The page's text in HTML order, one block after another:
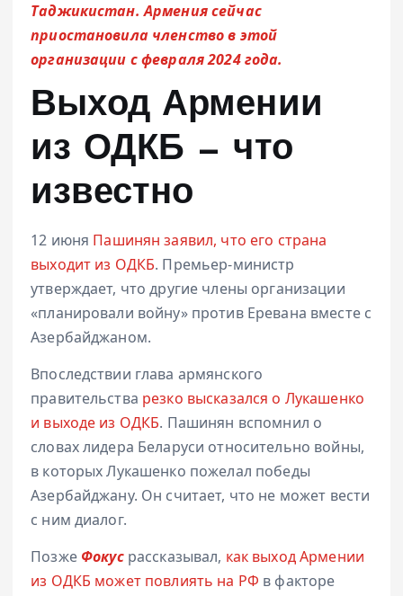
Таджикистан. Армения сейчас
приостановила членство в этой
организации с февраля 2024 года.
Выход Армении
из ОДКБ — что
известно
12 июня Пашинян заявил, что его страна
выходит из ОДКБ. Премьер-министр
утверждает, что другие члены организации
«планировали войну» против Еревана вместе с
Азербайджаном.
Впоследствии глава армянского
правительства резко высказался о Лукашенко
и выходе из ОДКБ. Пашинян вспомнил о
словах лидера Беларуси относительно войны,
в которых Лукашенко пожелал победы
Азербайджану. Он считает, что не может вести
с ним диалог.
Позже Фокусрассказывал, как выход Армении
из ОДКБ может повлиять на РФ в факторе